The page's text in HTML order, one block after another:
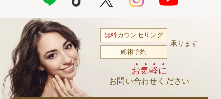
無料カウンセリング
施術予約
承ります
お気軽に
お問い合わせください